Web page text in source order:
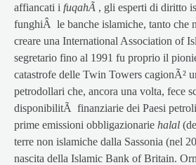
affiancati i fuqahÃ , gli esperti di diritto
funghiÂ le banche islamiche, tanto che
creare una International Association of
segretario fino al 1991 fu proprio il
catastrofe delle Twin Towers cagionÃ²
petrodollari che, ancora una volta, fece
disponibilitÃ finanziarie dei Paesi
prime emissioni obbligazionarie halal
terre non islamiche dalla Sassonia (nel
nascita della Islamic Bank of Britain.